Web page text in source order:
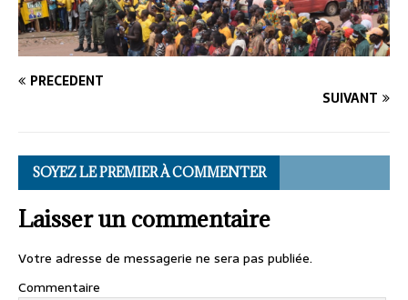
PRÉCÉDENT
SUIVANT
SOYEZ LE PREMIER À COMMENTER
Laisser un commentaire
Votre adresse de messagerie ne sera pas publiée.
Commentaire